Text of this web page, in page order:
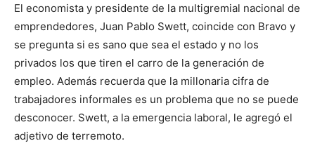
El economista y presidente de la multigremial nacional de
emprendedores, Juan Pablo Swett, coincide con Bravo y
se pregunta si es sano que sea el estado y no los
privados los que tiren el carro de la generación de
empleo. Además recuerda que la millonaria cifra de
trabajadores informales es un problema que no se puede
desconocer. Swett, a la emergencia laboral, le agregó el
adjetivo de terremoto.